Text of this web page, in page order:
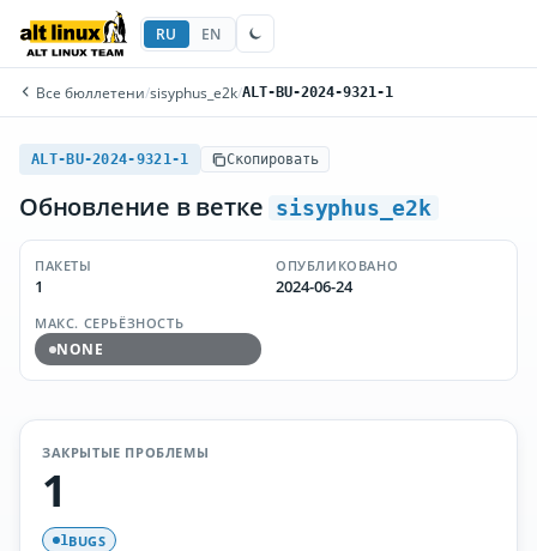
RU EN
Все бюллетени/sisyphus_e2k/ALT-BU-2024-9321-1
ALT-BU-2024-9321-1 Скопировать
Обновление в ветке sisyphus_e2k
ПАКЕТЫ
1
ОПУБЛИКОВАНО
2024-06-24
МАКС. СЕРЬЁЗНОСТЬ
NONE
ЗАКРЫТЫЕ ПРОБЛЕМЫ
1
1BUGS